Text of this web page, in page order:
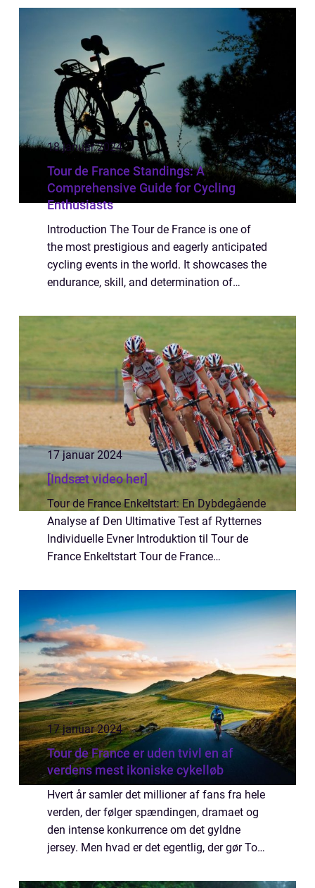
tusindvis af tilskuere fra hele verden. To...
18 januar 2024
Tour de France Standings: A
Comprehensive Guide for Cycling
Enthusiasts
Introduction The Tour de France is one of
the most prestigious and eagerly anticipated
cycling events in the world. It showcases the
endurance, skill, and determination of
extreme. As a sports and leisur...
17 januar 2024
[Indsæt video her]
Tour de France Enkeltstart: En Dybdegående
Analyse af Den Ultimative Test af Rytternes
Individuelle Evner Introduktion til Tour de
France Enkeltstart Tour de France
discipliner i cykelløbet Tour de France. ...
17 januar 2024
Tour de France er uden tvivl en af
verdens mest ikoniske cykelløb
Hvert år samler det millioner af fans fra hele
verden, der følger spændingen, dramaet og
den intense konkurrence om det gyldne
jersey. Men hvad er det egentlig, der gør Tour
løbets rute udviklet sig gennem årene?...